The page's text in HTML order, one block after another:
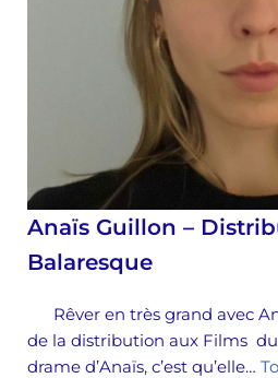
Anaïs Guillon –
Balaresque
Rêver en très grand avec
de la distribution aux Films
drame d’Anaïs, c’est qu’elle…